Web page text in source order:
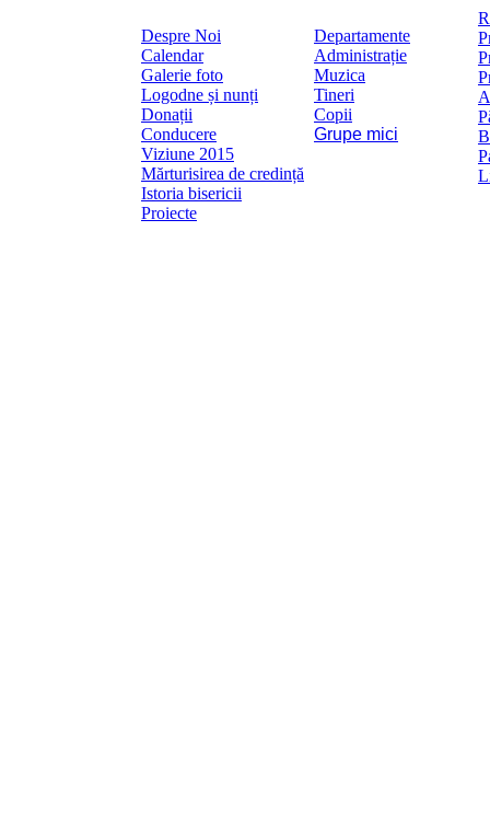
Despre Noi
Calendar
Galerie foto
Logodne și nunți
Donații
Conducere
Viziune 2015
Mărturisirea de credință
Istoria bisericii
Proiecte
Departamente
Administrație
Muzica
Tineri
Copii
Grupe mici